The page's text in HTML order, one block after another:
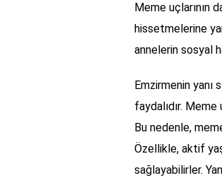
Meme uçlarının
hissetmelerine
annelerin sosyal
Emzirmenin yanı
faydalıdır.
Bu nedenle,
Özellikle, aktif
sağlayabilirler.